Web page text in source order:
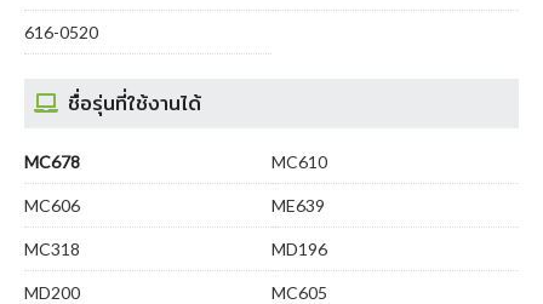
616-0520
ชื่อรุ่นที่ใช้งานได้
MC678 MC610
MC606 ME639
MC318 MD196
MD200 MC605